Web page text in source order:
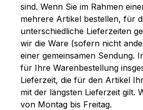
sind. Wenn Sie im Rahmen
mehrere Artikel bestellen, für
unterschiedliche Lieferzeiten
wir die Ware (sofern nicht
einer gemeinsamen Sendung.
für Ihre Warenbestellung
Lieferzeit, die für den Artikel
mit der längsten Lieferzeit gilt.
von Montag bis Freitag.